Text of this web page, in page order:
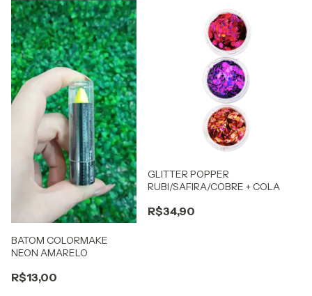
BATOM COLORMAKE
NEON AMARELO
R$13,00
GLITTER POPPER
RUBI/SAFIRA/COBRE + COLA
R$34,90